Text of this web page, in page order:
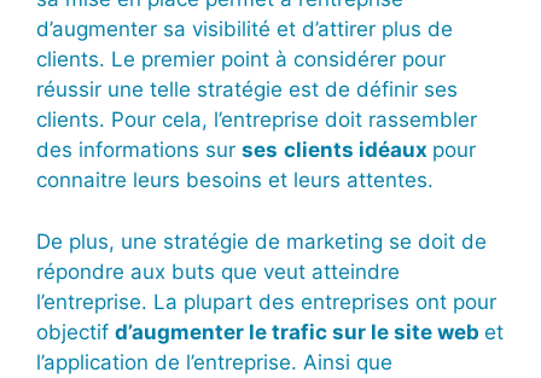
d’augmenter sa visibilité et d’attirer plus de
clients. Le premier point à considérer pour
réussir une telle stratégie est de définir ses
clients. Pour cela, l’entreprise doit rassembler
des informations sur ses clients idéaux pour
connaitre leurs besoins et leurs attentes.
De plus, une stratégie de marketing se doit de
répondre aux buts que veut atteindre
l’entreprise. La plupart des entreprises ont pour
objectif d’augmenter le trafic sur le site web et
l’application de l’entreprise. Ainsi que